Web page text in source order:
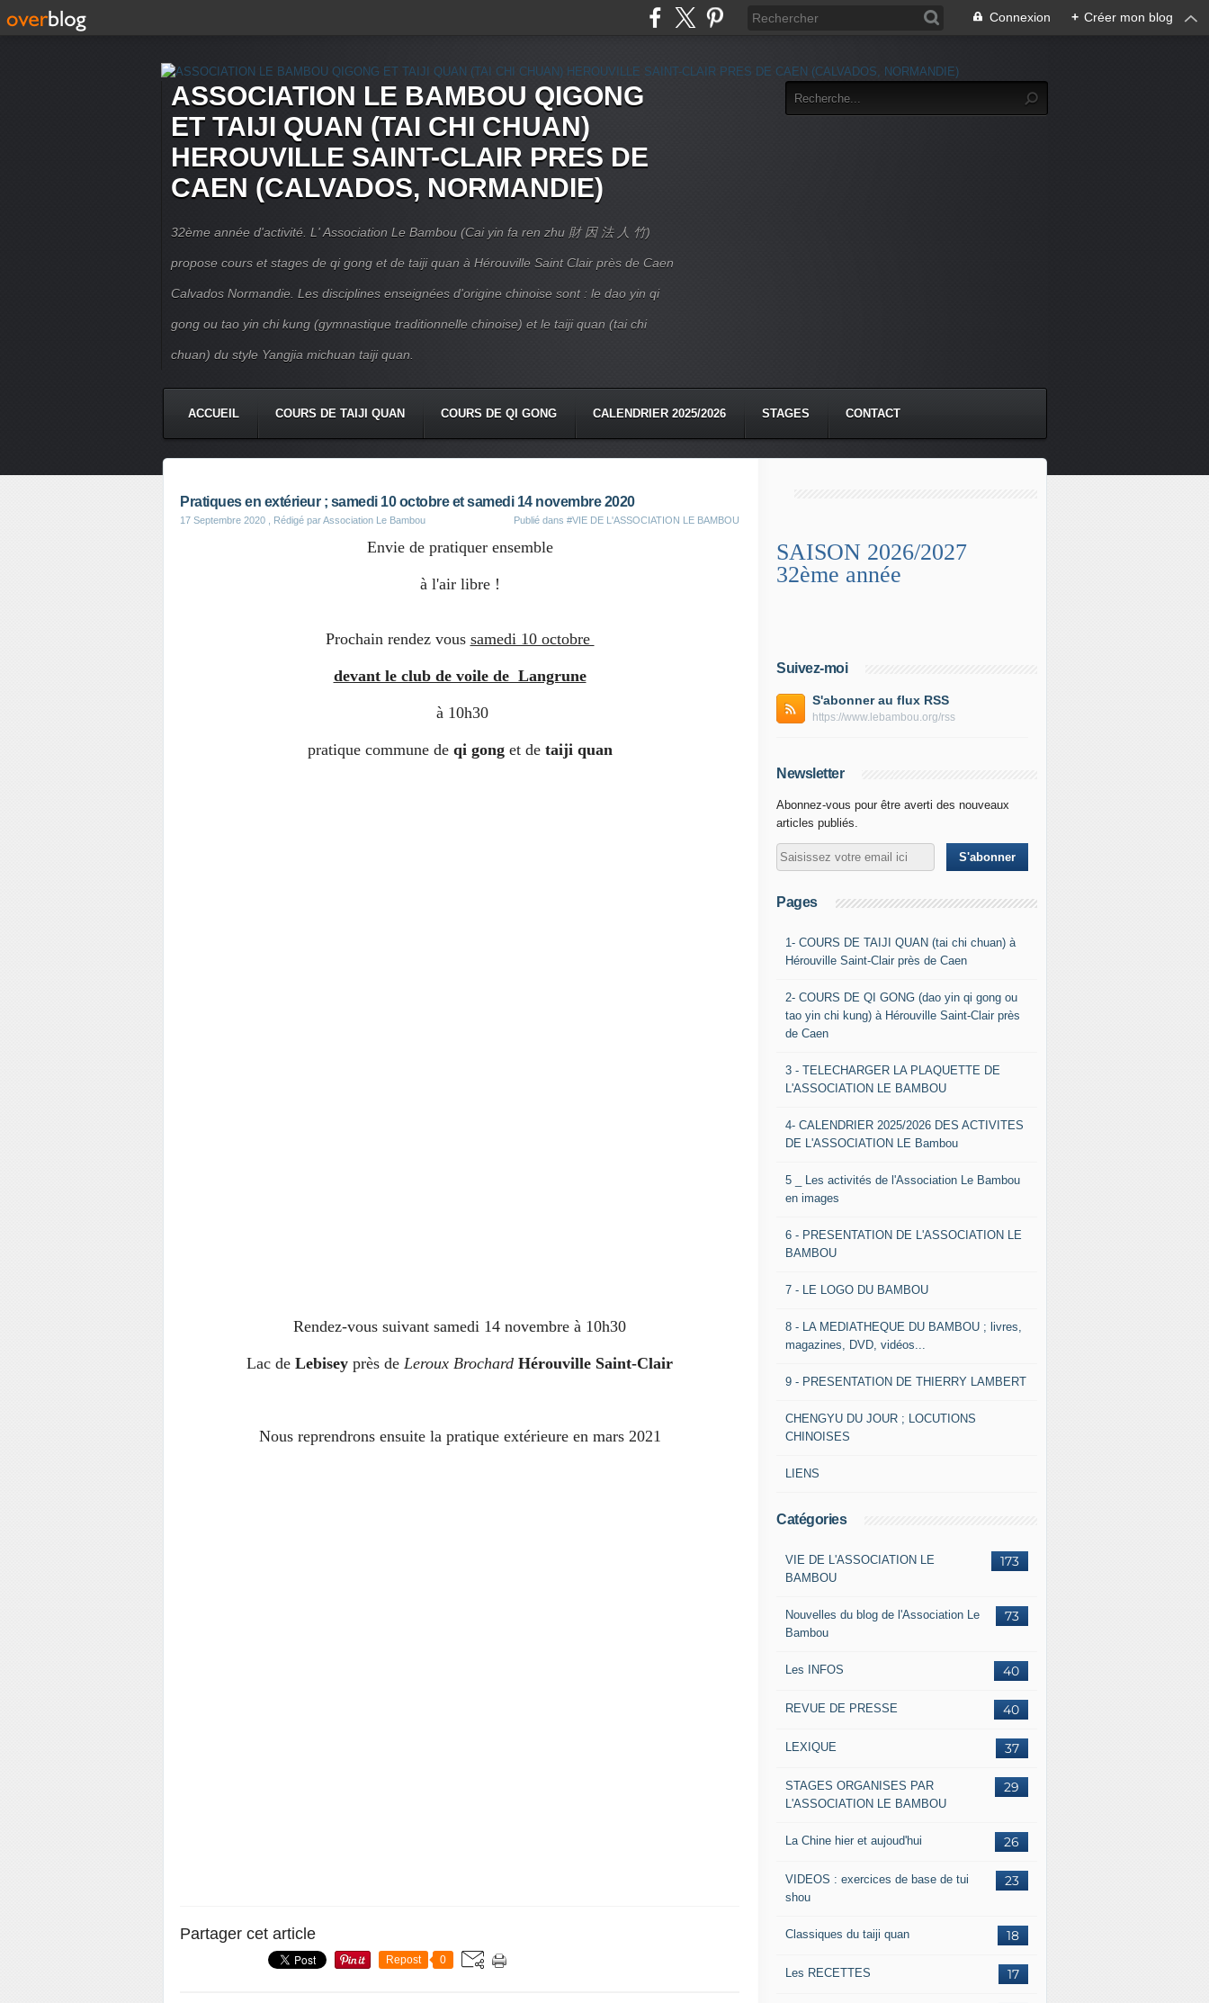
Connexion + Créer mon blog
ASSOCIATION LE BAMBOU QIGONG
ET TAIJI QUAN (TAI CHI CHUAN)
HEROUVILLE SAINT-CLAIR PRES DE
CAEN (CALVADOS, NORMANDIE)
32ème année d'activité. L' Association Le Bambou (Cai yin fa ren zhu 財 因 法 人 竹)
propose cours et stages de qi gong et de taiji quan à Hérouville Saint Clair près de Caen
Calvados Normandie. Les disciplines enseignées d'origine chinoise sont : le dao yin qi
gong ou tao yin chi kung (gymnastique traditionnelle chinoise) et le taiji quan (tai chi
chuan) du style Yangjia michuan taiji quan.
ACCUEIL COURS DE TAIJI QUAN COURS DE QI GONG CALENDRIER 2025/2026 STAGES CONTACT
Pratiques en extérieur ; samedi 10 octobre et samedi 14 novembre 2020
17 Septembre 2020 , Rédigé par Association Le Bambou Publié dans #VIE DE L'ASSOCIATION LE BAMBOU
Envie de pratiquer ensemble
à l'air libre !
Prochain rendez vous samedi 10 octobre
devant le club de voile de Langrune
à 10h30
pratique commune deqi gonget de taiji quan
Rendez-vous suivant samedi 14 novembre à 10h30
Lac de Lebisey près de Leroux Brochard Hérouville Saint-Clair
Nous reprendrons ensuite la pratique extérieure en mars 2021
Partager cet article
Repost 0
SAISON 2026/2027
32ème année
Suivez-moi
S'abonner au flux RSS
https://www.lebambou.org/rss
Newsletter
Abonnez-vous pour être averti des nouveaux
articles publiés.
Pages
1- COURS DE TAIJI QUAN (tai chi chuan) à
Hérouville Saint-Clair près de Caen
2- COURS DE QI GONG (dao yin qi gong ou
tao yin chi kung) à Hérouville Saint-Clair près
de Caen
3 - TELECHARGER LA PLAQUETTE DE
L'ASSOCIATION LE BAMBOU
4- CALENDRIER 2025/2026 DES ACTIVITES
DE L'ASSOCIATION LE Bambou
5 _ Les activités de l'Association Le Bambou
en images
6 - PRESENTATION DE L'ASSOCIATION LE
BAMBOU
7 - LE LOGO DU BAMBOU
8 - LA MEDIATHEQUE DU BAMBOU ; livres,
magazines, DVD, vidéos...
9 - PRESENTATION DE THIERRY LAMBERT
CHENGYU DU JOUR ; LOCUTIONS
CHINOISES
LIENS
Catégories
173
VIE DE L'ASSOCIATION LE
BAMBOU
73
Nouvelles du blog de l'Association Le
Bambou
40
Les INFOS
40
REVUE DE PRESSE
37
LEXIQUE
29
STAGES ORGANISES PAR
L'ASSOCIATION LE BAMBOU
26
La Chine hier et aujoud'hui
23
VIDEOS : exercices de base de tui
shou
18
Classiques du taiji quan
17
Les RECETTES